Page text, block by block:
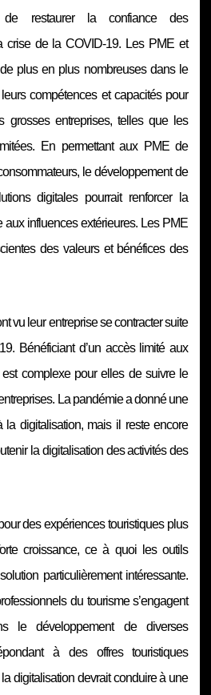
de restaurer la confiance des
crise de la COVID-19. Les PME et
plus en plus nombreuses dans le
compétences et capacités pour
grosses entreprises, telles que les
En permettant aux PME de
le développement de
digitales pourrait renforcer la
aux influences extérieures. Les PME
des valeurs et bénéfices des
vu leur entreprise se contracter suite
Bénéficiant d’un accès limité aux
complexe pour elles de suivre le
La pandémie a donné une
la digitalisation, mais il reste encore
la digitalisation des activités des
des expériences touristiques plus
croissance, ce à quoi les outils
particulièrement intéressante.
du tourisme s’engagent
le développement de diverses
à des offres touristiques
digitalisation devrait conduire à une